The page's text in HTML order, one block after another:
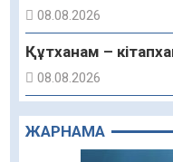
08.08.2026
Құтханам –
08.08.2026
Құрылыс қарқыны
08.08.2026
ЖАРНАМА